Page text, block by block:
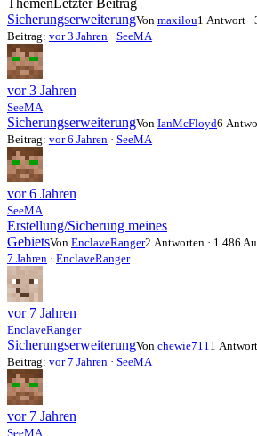
ThemenLetzter Beitrag
SicherungserweiterungVon maxilou1 Antwort ·
Beitrag: vor 3 Jahren · SeeMA
vor 3 Jahren
SeeMA
SicherungserweiterungVon IanMcFloyd6
Beitrag: vor 6 Jahren · SeeMA
vor 6 Jahren
SeeMA
Erstellung/Sicherung meines
GebietsVon EnclaveRanger2 Antworten · 1.486
7 Jahren · EnclaveRanger
vor 7 Jahren
EnclaveRanger
SicherungserweiterungVon chewie7111
Beitrag: vor 7 Jahren · SeeMA
vor 7 Jahren
SeeMA